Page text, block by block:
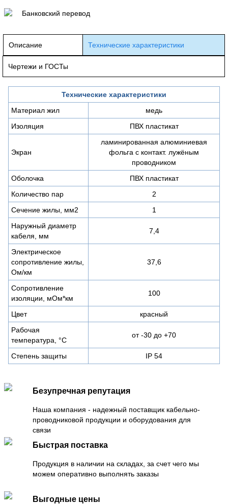
Банковский перевод
Описание Технические характеристики
Чертежи и ГОСТы
Технические характеристики
Материал жил
медь
Изоляция
ПВХ пластикат
Экран
ламинированная алюминиевая
фольга с контакт. лужёным
проводником
Оболочка
ПВХ пластикат
Количество пар
2
Сечение жилы, мм2
1
Наружный диаметр
кабеля, мм
7,4
Электрическое
сопротивление жилы,
Ом/км
37,6
Сопротивление
изоляции, мОм*км
100
Цвет
красный
Рабочая
температура, °С
от -30 до +70
Степень защиты IP 54
Безупречная репутация
Наша компания - надежный поставщик кабельно-
проводниковой продукции и оборудования для
связи
Быстрая поставка
Продукция в наличии на складах, за счет чего мы
можем оперативно выполнять заказы
Выгодные цены